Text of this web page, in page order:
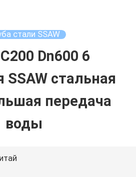
стали SSAW
Dn600 6
стальная
передача
воды